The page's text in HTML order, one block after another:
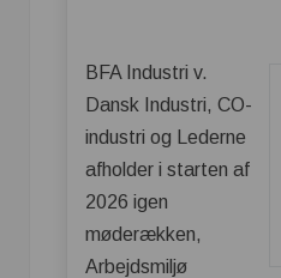
BFA Industri v.
Dansk Industri, CO-
industri og Lederne
afholder i starten af
2026 igen
møderækken,
Arbejdsmiljø